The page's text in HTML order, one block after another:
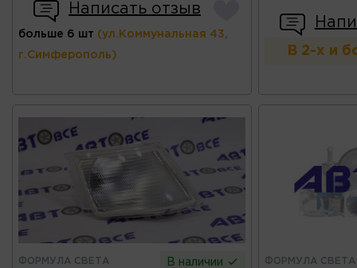
Написать отзыв
больше 6 шт (ул.Коммунальная 43,
г.Симферополь) В 2-х и
ФОРМУЛА СВЕТА В наличии ФОРМУЛА СВЕТА